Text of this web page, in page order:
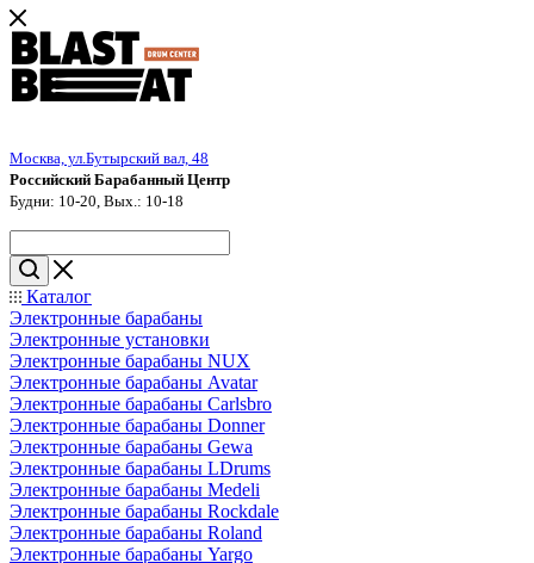
Москва, ул.Бутырский вал, 48
Российский Барабанный Центр
Будни: 10-20, Вых.: 10-18
Каталог
Электронные барабаны
Электронные установки
Электронные барабаны NUX
Электронные барабаны Avatar
Электронные барабаны Carlsbro
Электронные барабаны Donner
Электронные барабаны Gewa
Электронные барабаны LDrums
Электронные барабаны Medeli
Электронные барабаны Rockdale
Электронные барабаны Roland
Электронные барабаны Yargo